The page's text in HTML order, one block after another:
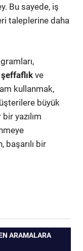
Bu sayede, iş
taleplerine daha
şeffaflık ve
kullanmak,
büyük
yazılım
başarılı bir
ARAMALARA